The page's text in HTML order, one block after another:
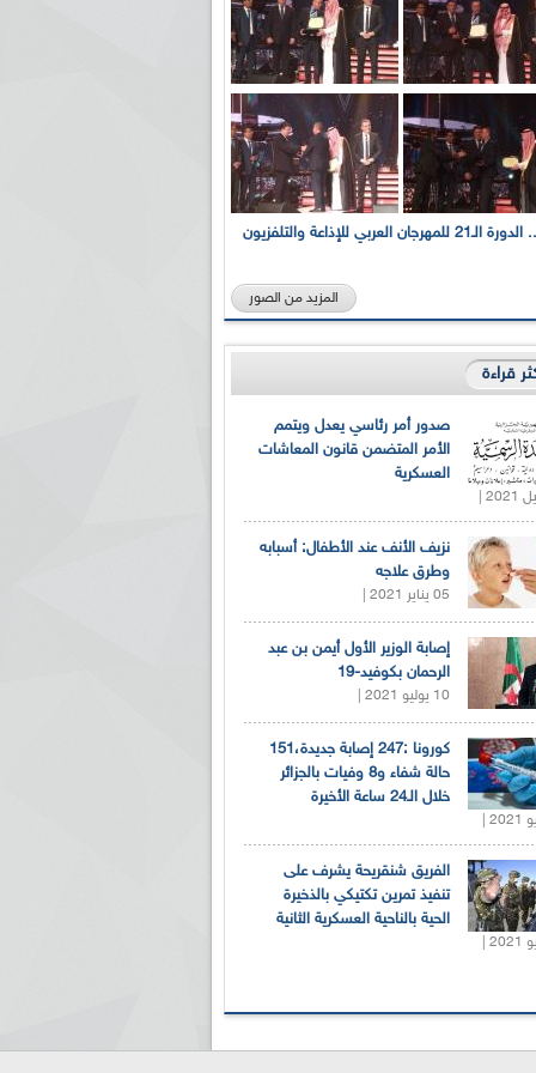
بالصور... الدورة الـ21 للمهرجان العربي للإذاعة والتلفزيون
المزيد من الصور
قراءة
صدور أمر رئاسي يعدل ويتمم
الأمر المتضمن قانون المعاشات
العسكرية
نزيف الأنف عند الأطفال: أسبابه
وطرق علاجه
05 يناير 2021 |
إصابة الوزير الأول أيمن بن عبد
الرحمان بكوفيد-19
10 يوليو 2021 |
كورونا :247 إصابة جديدة،151
حالة شفاء و8 وفيات بالجزائر
خلال الـ24 ساعة الأخيرة
الفريق شنقريحة يشرف على
تنفيذ تمرين تكتيكي بالذخيرة
الحية بالناحية العسكرية الثانية